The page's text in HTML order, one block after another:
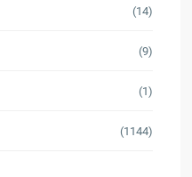
(14)
(9)
(1)
(1144)